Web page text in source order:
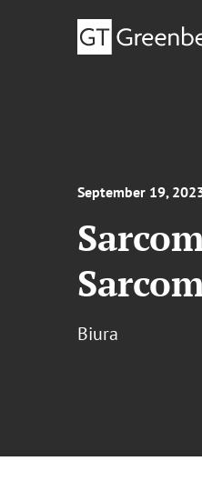
September 19,
Biura